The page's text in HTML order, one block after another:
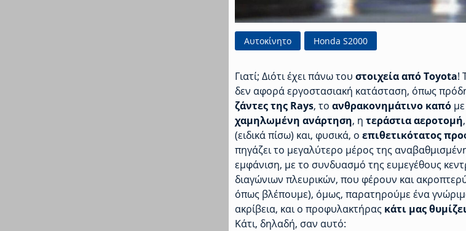
Αυτοκίνητο Honda S2000
Γιατί; Διότι έχει πάνω του στοιχεία από Toyota!
δεν αφορά εργοστασιακή κατάσταση, όπως
ζάντες της Rays, το ανθρακονημάτινο καπό
χαμηλωμένη ανάρτηση, η τεράστια αεροτομή
(ειδικά πίσω) και, φυσικά, ο επιθετικότατος
πηγάζει το μεγαλύτερο μέρος της
εμφάνιση, με το συνδυασμό της ευμεγέθους
διαγώνιων πλευρικών, που φέρουν και
όπως βλέπουμε), όμως, παρατηρούμε ένα
ακρίβεια, και ο προφυλακτήρας κάτι μας
Κάτι, δηλαδή, σαν αυτό: